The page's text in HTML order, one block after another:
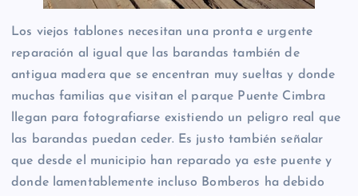
Los viejos tablones necesitan una pronta e urgente
reparación al igual que las barandas también de
antigua madera que se encentran muy sueltas y donde
muchas familias que visitan el parque Puente Cimbra
llegan para fotografiarse existiendo un peligro real que
las barandas puedan ceder. Es justo también señalar
que desde el municipio han reparado ya este puente y
donde lamentablemente incluso Bomberos ha debido